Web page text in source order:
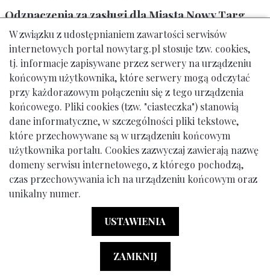
Odznaczenia za zasługi dla Miasta Nowy Targ
Medal Zasłużony dla Sportu
Tytuł Honorowego Obywatela
Honorowy Ambasador Miasta Nowy Targ
Urząd Miasta Nowy Targ: ul. Krzywa 1, tel. 18 261 12 00
© Gmina Miasto Nowy Targ
Menu dodatkowe (stopka)
Klauzula Informacyjna RODO
Deklaracja Dostępności
W związku z udostępnianiem zawartości serwisów
internetowych portal nowytarg.pl stosuje tzw. cookies,
tj. informacje zapisywane przez serwery na urządzeniu
końcowym użytkownika, które serwery mogą odczytać
przy każdorazowym połączeniu się z tego urządzenia
końcowego. Pliki cookies (tzw. "ciasteczka") stanowią
dane informatyczne, w szczególności pliki tekstowe,
które przechowywane są w urządzeniu końcowym
użytkownika portalu. Cookies zazwyczaj zawierają nazwę
domeny serwisu internetowego, z którego pochodzą,
czas przechowywania ich na urządzeniu końcowym oraz
unikalny numer.
USTAWIENIA
ZAMKNIJ